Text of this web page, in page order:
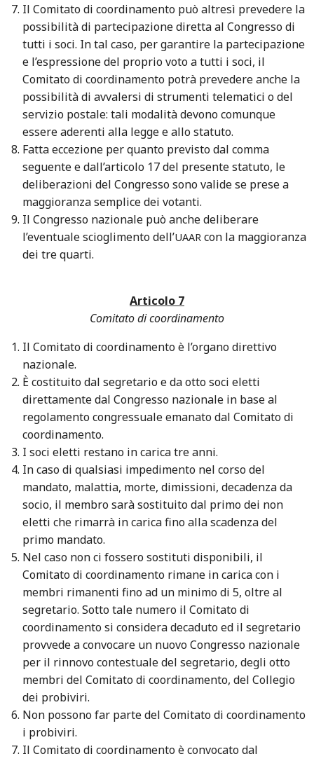
Il Comitato di coordinamento può altresì prevedere la
possibilità di partecipazione diretta al Congresso di
tutti i soci. In tal caso, per garantire la partecipazione
e l’espressione del proprio voto a tutti i soci, il
Comitato di coordinamento potrà prevedere anche la
possibilità di avvalersi di strumenti telematici o del
servizio postale: tali modalità devono comunque
essere aderenti alla legge e allo statuto.
Fatta eccezione per quanto previsto dal comma
seguente e dall’articolo 17 del presente statuto, le
deliberazioni del Congresso sono valide se prese a
maggioranza semplice dei votanti.
Il Congresso nazionale può anche deliberare
l’eventuale scioglimento dell’UAAR con la maggioranza
dei tre quarti.
Articolo 7
Comitato di coordinamento
Il Comitato di coordinamento è l’organo direttivo
nazionale.
È costituito dal segretario e da otto soci eletti
direttamente dal Congresso nazionale in base al
regolamento congressuale emanato dal Comitato di
coordinamento.
I soci eletti restano in carica tre anni.
In caso di qualsiasi impedimento nel corso del
mandato, malattia, morte, dimissioni, decadenza da
socio, il membro sarà sostituito dal primo dei non
eletti che rimarrà in carica fino alla scadenza del
primo mandato.
Nel caso non ci fossero sostituti disponibili, il
Comitato di coordinamento rimane in carica con i
membri rimanenti fino ad un minimo di 5, oltre al
segretario. Sotto tale numero il Comitato di
coordinamento si considera decaduto ed il segretario
provvede a convocare un nuovo Congresso nazionale
per il rinnovo contestuale del segretario, degli otto
membri del Comitato di coordinamento, del Collegio
dei probiviri.
Non possono far parte del Comitato di coordinamento
i probiviri.
Il Comitato di coordinamento è convocato dal